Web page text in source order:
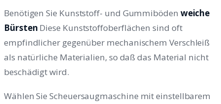
Benötigen Sie Kunststoff- und Gummiböden weiche
Bürsten Diese Kunststoffoberflächen sind oft
empfindlicher gegenüber mechanischem Verschleiß
als natürliche Materialien, so daß das Material nicht
beschädigt wird.
Wählen Sie Scheuersaugmaschine mit einstellbarem